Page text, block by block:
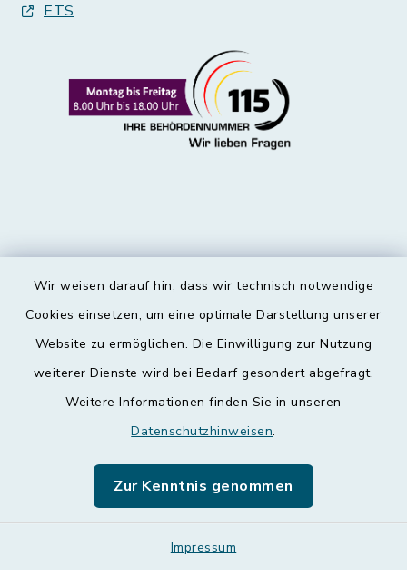
Wir weisen darauf hin, dass wir technisch notwendige
Cookies einsetzen, um eine optimale Darstellung unserer
Website zu ermöglichen. Die Einwilligung zur Nutzung
weiterer Dienste wird bei Bedarf gesondert abgefragt.
Weitere Informationen finden Sie in unseren
Datenschutzhinweisen.
Zur Kenntnis genommen
Impressum
ETS
Kontakt
Datenschutz
Leichte Sprache
Sitemap